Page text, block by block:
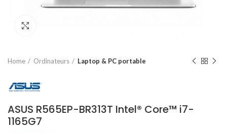
Home Ordinateurs Laptop & PC portable
ASUS R565EP-BR313T Intel® Core™ i7-
1165G7